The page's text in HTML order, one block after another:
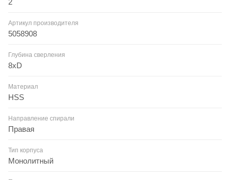
2
Артикул производителя
5058908
Глубина сверления
8xD
Материал
HSS
Направление спирали
Правая
Тип корпуса
Монолитный